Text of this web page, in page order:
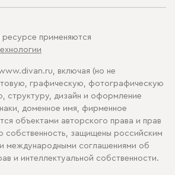
применяются
включая (но не
графическую, фотографическую
структуру, дизайн и оформление
доменное имя, фирменное
объектами авторского права и прав
собственность, защищены российским
международными соглашениями об
и интеллектуальной собственности.